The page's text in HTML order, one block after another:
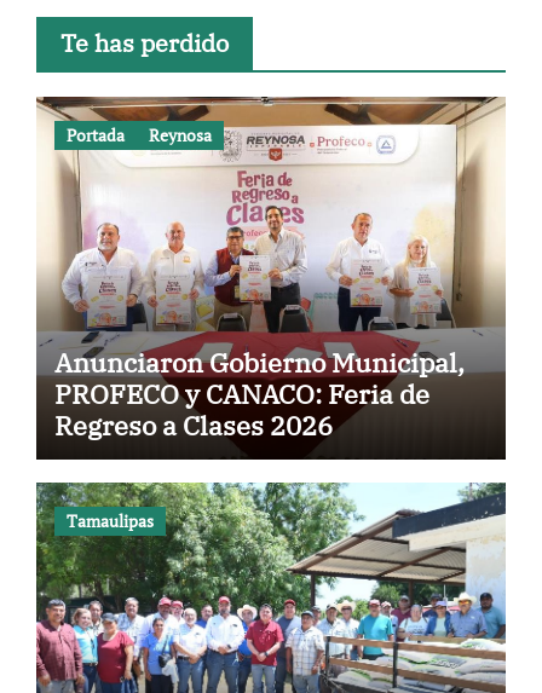
Te has perdido
Portada Reynosa
Anunciaron Gobierno Municipal,
PROFECO y CANACO: Feria de
Regreso a Clases 2026
Tamaulipas